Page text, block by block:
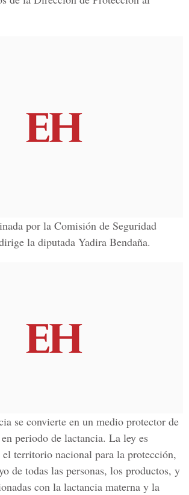
por la Comisión de Seguridad
la diputada Yadira Bendaña.
se convierte en un medio protector de
periodo de lactancia. La ley es
territorio nacional para la protección,
de todas las personas, los productos, y
con la lactancia materna y la